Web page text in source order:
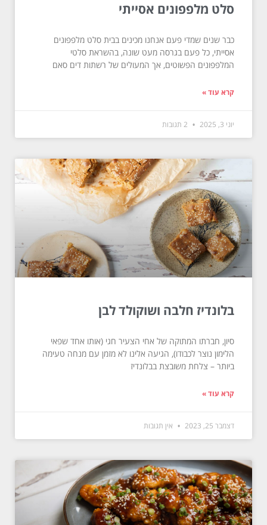
סלט מלפפונים אסייתי
כבר שנים שמדי פעם אנחנו מכינים בבית סלט מלפפונים
אסייתי, כל פעם בגרסה מעט שונה, בהשראת סלטי
המלפפונים הפשוטים, אך המעולים של רשתות דים סאם
קרא עוד »
יוני 3, 2025
בלונדיז חלבה ושוקולד לבן
סיון, חברתו המתוקה של אחי הצעיר חגי (אותו אחד שפאי
הלימון נוצר לכבודו), הגיעה אלינו לא מזמן עם מנחה טעימה
ביותר – צלחת משובצת בבלונדיז
קרא עוד »
דצמבר 25, 2023 אין תגובות